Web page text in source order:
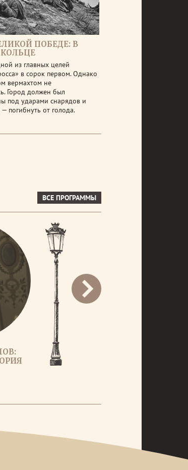
ПОБЕДЕ: В
из главных целей
в сорок первом. Однако
вермахтом не
Город должен был
под ударами снарядов и
погибнуть от голода.
ВСЕ ПРОГРАММЫ